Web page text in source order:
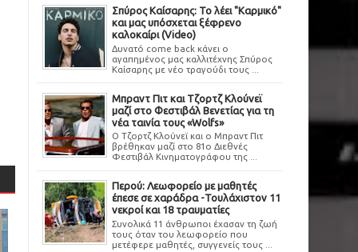
Σπύρος Καίσαρης: Το λέει "Καρμικό"
και μας υπόσχεται ξέφρενο
καλοκαίρι (Video)
Δυνατό come back κάνει ο
αγαπημένος μας καλλιτέχνης Σπύρος
Καίσαρης με νέο τραγούδι τους ...
Μπραντ Πιτ και Τζορτζ Κλούνεϊ
μαζί στο Φεστιβάλ Βενετίας για τη
νέα ταινία τους «Wolfs»
Ο Τζορτζ Κλούνεϊ και ο Μπραντ Πιτ
βρέθηκαν μαζί στο 81ο Διεθνές
Φεστιβάλ Κινηματογράφου της ...
Περού: Λεωφορείο με μαθητές
έπεσε σε χαράδρα -Τουλάχιστον 11
νεκροί και 18 τραυματίες
Συνολικά 11 άνθρωποι έχασαν τη ζωή
τους όταν του λεωφορείο που
μετέφερε μαθητές, συγγενείς τους ...